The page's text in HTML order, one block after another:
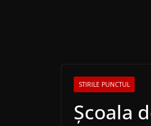
STIRILE PUNCTUL
Școala